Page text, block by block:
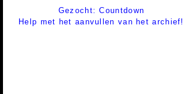
Gezocht: Countdown
Help met het aanvullen van het archief!